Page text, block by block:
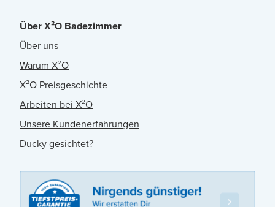
Über X²O Badezimmer
Über uns
Warum X²O
X²O Preisgeschichte
Arbeiten bei X²O
Unsere Kundenerfahrungen
Ducky gesichtet?